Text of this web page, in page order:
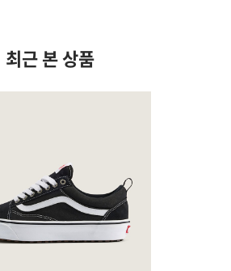
최근 본 상품